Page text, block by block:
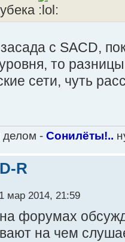
с SACD,
то
сети, чуть
- Сонилёты!..
R
мар 2014, 21:59
на форумах
на чем